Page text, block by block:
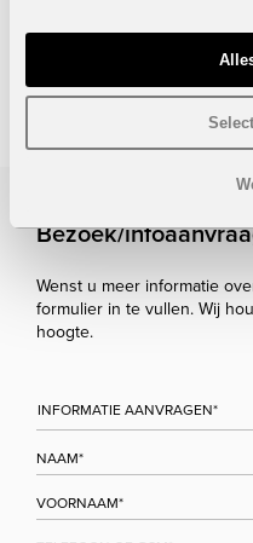
Onder voorbehoud van
STUUR NAAR EEN
Bezoek/
Wenst u meer informatie
formulier in te vullen. Wij
hoogte.